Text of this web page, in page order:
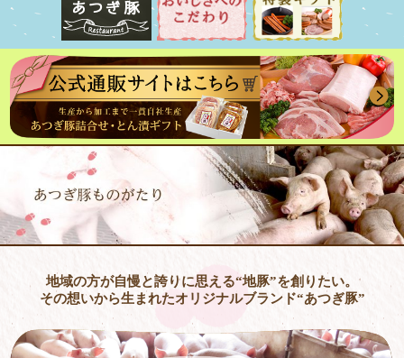
地域の方が自慢と誇りに思える“地豚”を創りたい。
その想いから生まれたオリジナルブランド“あつぎ豚”